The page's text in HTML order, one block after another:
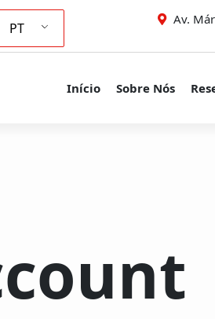
PT
Av.
Início Sobre Nós